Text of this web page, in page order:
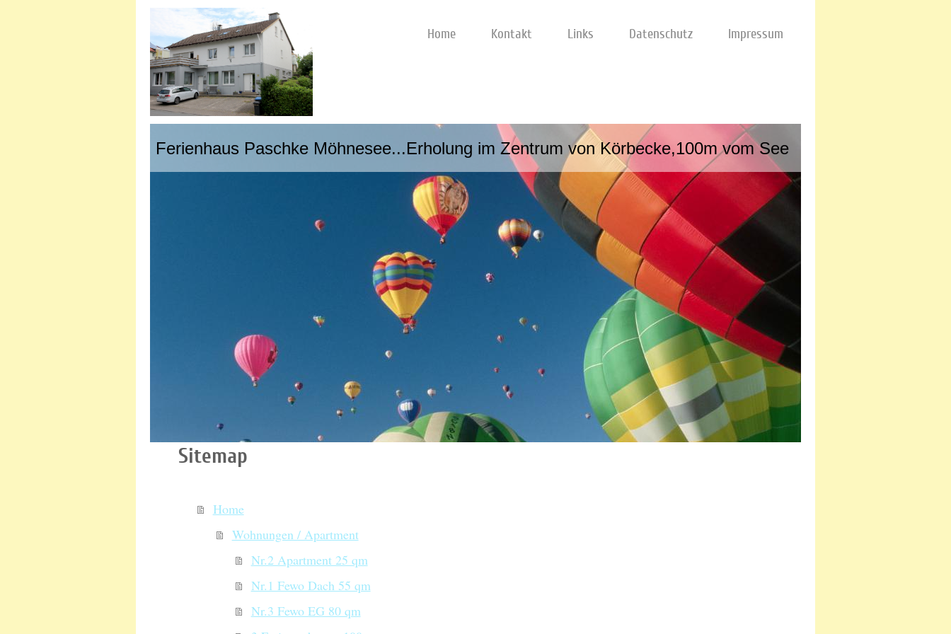
Home Kontakt Links Datenschutz Impressum
Ferienhaus Paschke Möhnesee...Erholung im Zentrum von Körbecke,100m vom See
Sitemap
Home
Wohnungen / Apartment
Nr.2 Apartment 25 qm
Nr.1 Fewo Dach 55 qm
Nr.3 Fewo EG 80 qm